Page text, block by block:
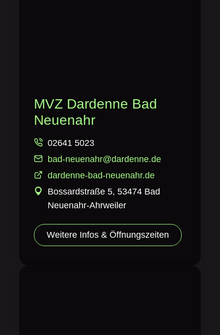
MVZ Dardenne Bad
Neuenahr
02641 5023
bad-neuenahr@dardenne.de
dardenne-bad-neuenahr.de
Bossardstraße 5, 53474 Bad
Neuenahr-Ahrweiler
Weitere Infos & Öffnungszeiten